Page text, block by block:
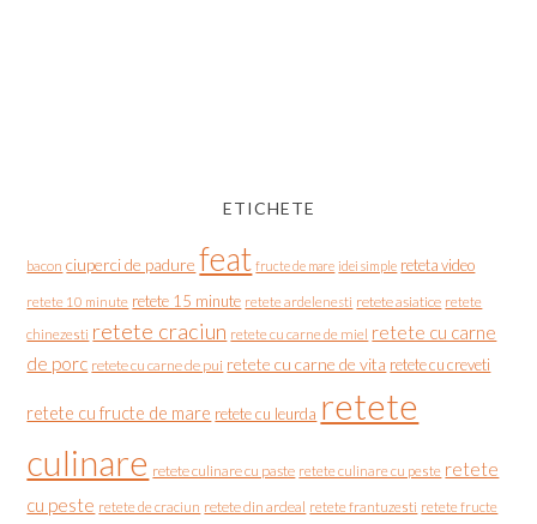
ETICHETE
bacon ciuperci de padure feat fructe de mare idei simple reteta video
retete 10 minute retete 15 minute retete ardelenesti retete asiatice retete
chinezesti retete craciun retete cu carne de miel retete cu carne
de porc retete cu carne de pui retete cu carne de vita retete cu creveti
retete cu fructe de mare retete cu leurda retete
culinare retete culinare cu paste retete culinare cu peste retete
cu peste retete de craciun retete din ardeal retete frantuzesti retete fructe